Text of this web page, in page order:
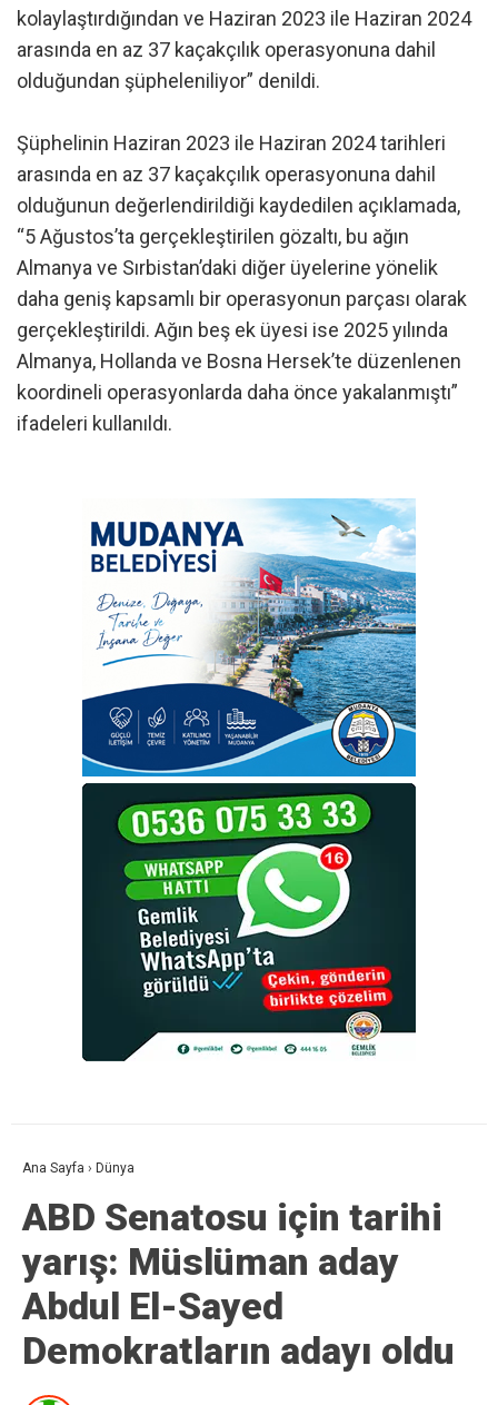
kolaylaştırdığından ve Haziran 2023 ile Haziran 2024
arasında en az 37 kaçakçılık operasyonuna dahil
olduğundan şüpheleniliyor” denildi.
Şüphelinin Haziran 2023 ile Haziran 2024 tarihleri
arasında en az 37 kaçakçılık operasyonuna dahil
olduğunun değerlendirildiği kaydedilen açıklamada,
“5 Ağustos’ta gerçekleştirilen gözaltı, bu ağın
Almanya ve Sırbistan’daki diğer üyelerine yönelik
daha geniş kapsamlı bir operasyonun parçası olarak
gerçekleştirildi. Ağın beş ek üyesi ise 2025 yılında
Almanya, Hollanda ve Bosna Hersek’te düzenlenen
koordineli operasyonlarda daha önce yakalanmıştı”
ifadeleri kullanıldı.
Ana Sayfa › Dünya
ABD Senatosu için tarihi
yarış: Müslüman aday
Abdul El-Sayed
Demokratların adayı oldu